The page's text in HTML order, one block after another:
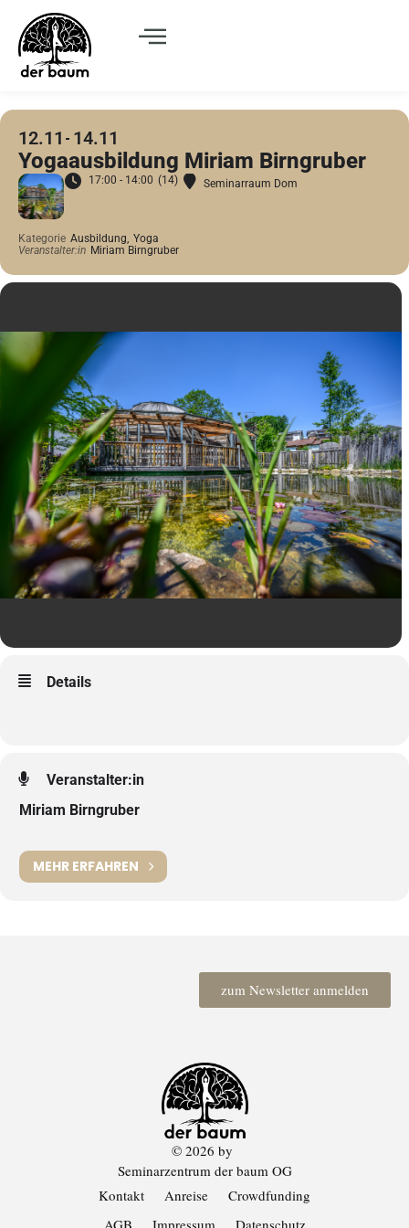
12.11 14.11
Yogaausbildung Miriam Birngruber
17:00 - 14:00 (14) Seminarraum Dom
Kategorie Ausbildung, Yoga
Veranstalter:in Miriam Birngruber
Details
Veranstalter:in
Miriam Birngruber
MEHR ERFAHREN
zum Newsletter anmelden
Kontakt Anreise Crowdfunding
© 2026 by
Seminarzentrum der baum OG